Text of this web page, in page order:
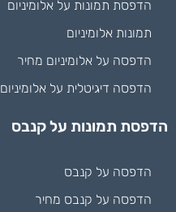
הדפסת תמונות על אלומיניום
תמונות אלומיניום
הדפסה על אלומיניום מחיר
הדפסה דיגיטלית על אלומיניום
הדפסת תמונות על קנבס
הדפסה על קנבס
הדפסה על קנבס מחיר